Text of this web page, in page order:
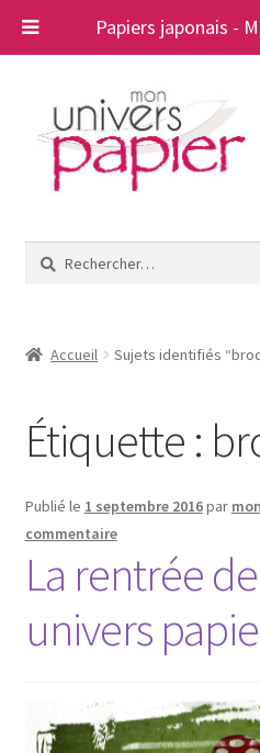
Papiers japonais -
navigation
contenu
A propos
Rechercher :
Accueil Sujets identifiés
Étiquette :
Publié le 1 septembre 2016par
commentaire
La rentrée
univers